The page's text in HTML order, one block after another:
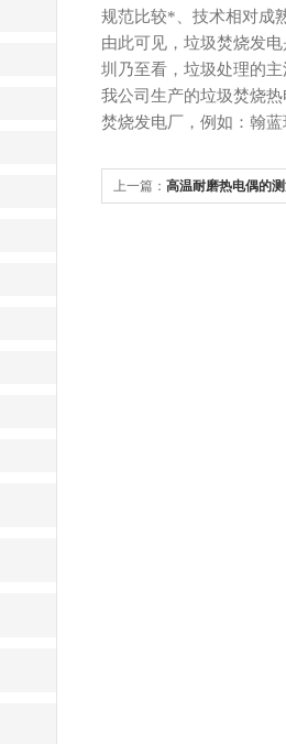
规范比较*、技术相对成
由此可见，垃圾焚烧发
圳乃至看，垃圾处理的
我公司生产的垃圾焚烧
焚烧发电厂，例如：翰
上一篇： 高温耐磨热电偶的